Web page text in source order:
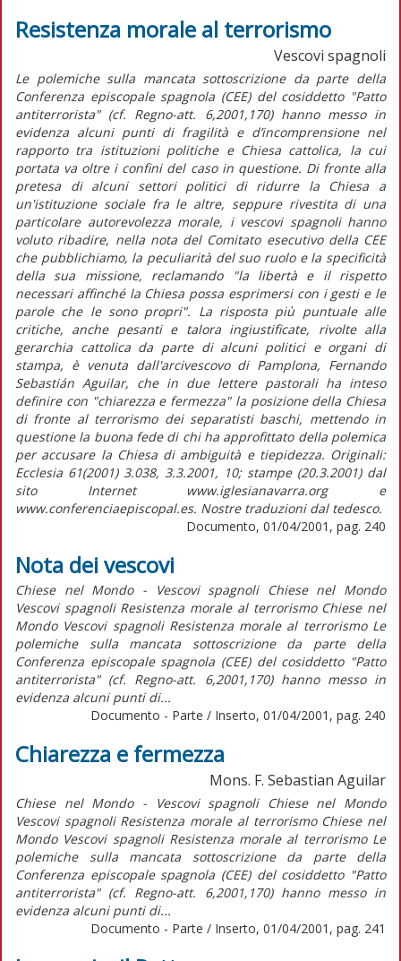
Resistenza morale al terrorismo
Vescovi spagnoli
Le polemiche sulla mancata sottoscrizione da parte della
Conferenza episcopale spagnola (CEE) del cosiddetto "Patto
antiterrorista" (cf. Regno-att. 6,2001,170) hanno messo in
evidenza alcuni punti di fragilità e d’incomprensione nel
rapporto tra istituzioni politiche e Chiesa cattolica, la cui
portata va oltre i confini del caso in questione. Di fronte alla
pretesa di alcuni settori politici di ridurre la Chiesa a
un'istituzione sociale fra le altre, seppure rivestita di una
particolare autorevolezza morale, i vescovi spagnoli hanno
voluto ribadire, nella nota del Comitato esecutivo della CEE
che pubblichiamo, la peculiarità del suo ruolo e la specificità
della sua missione, reclamando "la libertà e il rispetto
necessari affinché la Chiesa possa esprimersi con i gesti e le
parole che le sono propri". La risposta più puntuale alle
critiche, anche pesanti e talora ingiustificate, rivolte alla
gerarchia cattolica da parte di alcuni politici e organi di
stampa, è venuta dall'arcivescovo di Pamplona, Fernando
Sebastián Aguilar, che in due lettere pastorali ha inteso
definire con "chiarezza e fermezza" la posizione della Chiesa
di fronte al terrorismo dei separatisti baschi, mettendo in
questione la buona fede di chi ha approfittato della polemica
per accusare la Chiesa di ambiguità e tiepidezza. Originali:
Ecclesia 61(2001) 3.038, 3.3.2001, 10; stampe (20.3.2001) dal
sito Internet www.iglesianavarra.org e
www.conferenciaepiscopal.es. Nostre traduzioni dal tedesco.
Documento, 01/04/2001, pag. 240
Nota dei vescovi
Chiese nel Mondo - Vescovi spagnoli Chiese nel Mondo
Vescovi spagnoli Resistenza morale al terrorismo Chiese nel
Mondo Vescovi spagnoli Resistenza morale al terrorismo Le
polemiche sulla mancata sottoscrizione da parte della
Conferenza episcopale spagnola (CEE) del cosiddetto "Patto
antiterrorista" (cf. Regno-att. 6,2001,170) hanno messo in
evidenza alcuni punti di...
Documento - Parte / Inserto, 01/04/2001, pag. 240
Chiarezza e fermezza
Mons. F. Sebastian Aguilar
Chiese nel Mondo - Vescovi spagnoli Chiese nel Mondo
Vescovi spagnoli Resistenza morale al terrorismo Chiese nel
Mondo Vescovi spagnoli Resistenza morale al terrorismo Le
polemiche sulla mancata sottoscrizione da parte della
Conferenza episcopale spagnola (CEE) del cosiddetto "Patto
antiterrorista" (cf. Regno-att. 6,2001,170) hanno messo in
evidenza alcuni punti di...
Documento - Parte / Inserto, 01/04/2001, pag. 241